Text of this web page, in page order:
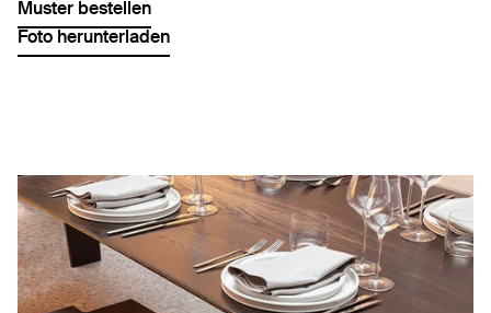
Muster bestellen
Foto herunterladen